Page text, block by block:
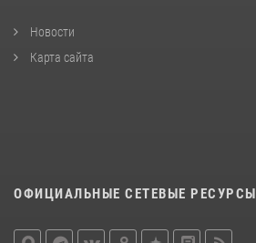
Новости
Карта сайта
ОФИЦИАЛЬНЫЕ СЕТЕВЫЕ РЕСУРСЫ